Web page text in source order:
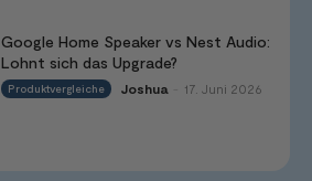
Google Home Speaker vs Nest Audio:
Lohnt sich das Upgrade?
Produktvergleiche Joshua 17. Juni 2026